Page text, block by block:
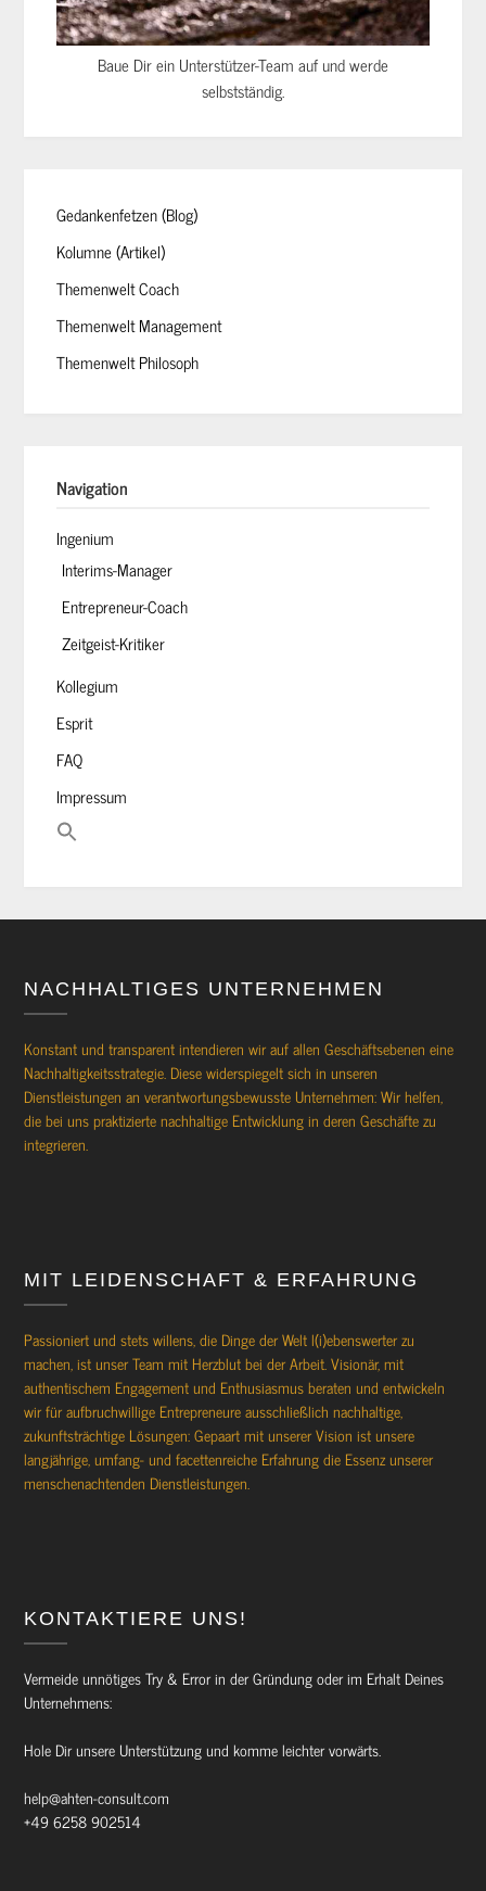
Baue Dir ein Unterstützer-Team auf und werde
selbstständig.
Gedankenfetzen (Blog)
Kolumne (Artikel)
Themenwelt Coach
Themenwelt Management
Themenwelt Philosoph
Navigation
Ingenium
Interims-Manager
Entrepreneur-Coach
Zeitgeist-Kritiker
Kollegium
Esprit
FAQ
Impressum
NACHHALTIGES UNTERNEHMEN
Konstant und transparent intendieren wir auf allen Geschäftsebenen eine
Nachhaltigkeitsstrategie. Diese widerspiegelt sich in unseren
Dienstleistungen an verantwortungsbewusste Unternehmen: Wir helfen,
die bei uns praktizierte nachhaltige Entwicklung in deren Geschäfte zu
integrieren.
MIT LEIDENSCHAFT & ERFAHRUNG
Passioniert und stets willens, die Dinge der Welt l(i)ebenswerter zu
machen, ist unser Team mit Herzblut bei der Arbeit. Visionär, mit
authentischem Engagement und Enthusiasmus beraten und entwickeln
wir für aufbruchwillige Entrepreneure ausschließlich nachhaltige,
zukunftsträchtige Lösungen: Gepaart mit unserer Vision ist unsere
langjährige, umfang- und facettenreiche Erfahrung die Essenz unserer
menschenachtenden Dienstleistungen.
KONTAKTIERE UNS!
Vermeide unnötiges Try & Error in der Gründung oder im Erhalt Deines
Unternehmens:
Hole Dir unsere Unterstützung und komme leichter vorwärts.
help@ahten-consult.com
+49 6258 902514